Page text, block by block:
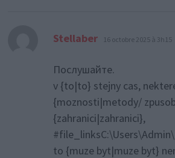
Stellaber dit :
16 octobre 2025 à 3h15
Послушайте.
v {to|to} stejny cas,
{moznosti|metody/
{zahranici|zahranici},
to {muze byt|muze byt}